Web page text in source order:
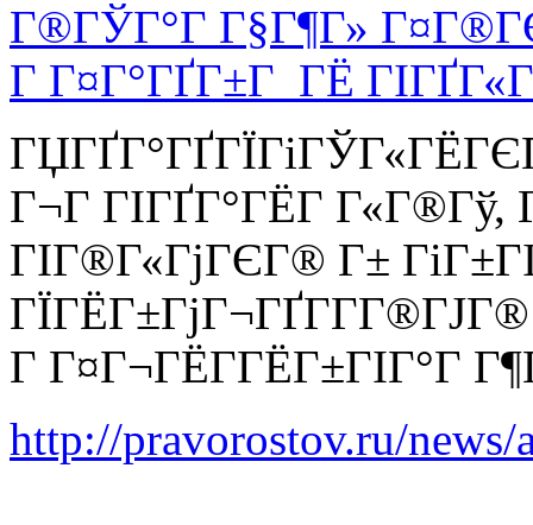
Г®ГЎГ°Г Г§Г¶Г»
Г Г¤Г°ГҐГ±Г ГЁ
Г¬Г ГІГҐГ°ГЁГ
ГІГ®Г«ГјГЄГ® Г±
Г Г¤Г¬ГЁГ­ГЁГ±ГІГ°Г
http://pravorostov.ru/news/